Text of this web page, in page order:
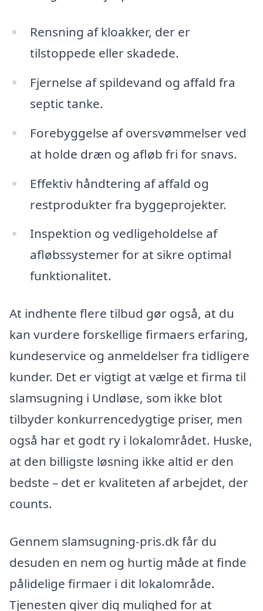
Rensning af kloakker, der er
tilstoppede eller skadede.
Fjernelse af spildevand og affald fra
septic tanke.
Forebyggelse af oversvømmelser ved
at holde dræn og afløb fri for snavs.
Effektiv håndtering af affald og
restprodukter fra byggeprojekter.
Inspektion og vedligeholdelse af
afløbssystemer for at sikre optimal
funktionalitet.
At indhente flere tilbud gør også, at du
kan vurdere forskellige firmaers erfaring,
kundeservice og anmeldelser fra tidligere
kunder. Det er vigtigt at vælge et firma til
slamsugning i Undløse, som ikke blot
tilbyder konkurrencedygtige priser, men
også har et godt ry i lokalområdet. Huske,
at den billigste løsning ikke altid er den
bedste – det er kvaliteten af arbejdet, der
counts.
Gennem slamsugning-pris.dk får du
desuden en nem og hurtig måde at finde
pålidelige firmaer i dit lokalområde.
Tjenesten giver dig mulighed for at